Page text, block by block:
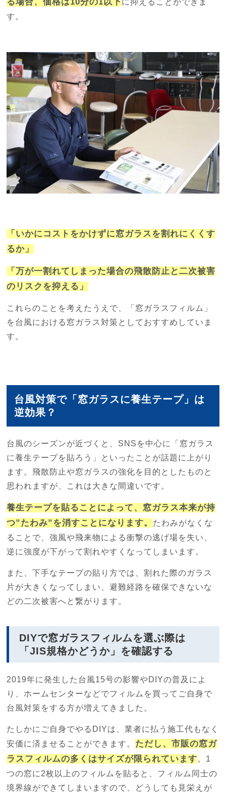
す。
「いかにコストをかけずに窓ガラスを割れにくくす
るか」
「万が一割れてしまった場合の飛散防止と二次被害
のリスクを抑える」
これらのことを考えたうえで、「窓ガラスフィルム」
を台風における窓ガラス対策としておすすめしていま
す。
台風対策で「窓ガラスに養生テープ」は
逆効果？
台風のシーズンが近づくと、SNSを中心に「窓ガラス
に養生テープを貼ろう」といったことが話題に上がり
ます。飛散防止や窓ガラスの強化を目的としたものと
思われますが、これは大きな間違いです。
養生テープを貼ることによって、窓ガラス本来が持
つ”たわみ”を消すことになります。 たわみがなくな
ることで、強風や飛来物による衝撃の逃げ場を失い、
逆に強度が下がって割れやすくなってしまいます。
また、下手なテープの貼り方では、割れた際のガラス
片が大きくなってしまい、避難経路を確保できないな
どの二次被害へと繋がります。
DIYで窓ガラスフィルムを選ぶ際は
「JIS規格かどうか」を確認する
2019年に発生した台風15号の影響やDIYの普及によ
り、ホームセンターなどでフィルムを買ってご自身で
台風対策をする方が増えてきました。
たしかにご自身でやるDIYは、業者に払う施工代もなく
安価に済ませることができます。 ただし、市販の窓ガ
ラスフィルムの多くはサイズが限られています。1
つの窓に2枚以上のフィルムを貼ると、フィルム同士の
境界線ができてしまいますので、どうしても見栄えが